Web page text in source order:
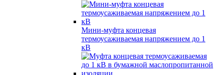
Мини-муфта концевая
термоусаживаемая напряжением до 1
кВ